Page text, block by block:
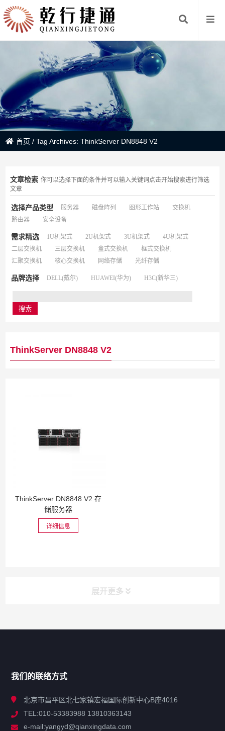
首页 /Tag Archives: ThinkServer DN8848 V2
文章检索 你可以选择下面的条件并可以输入关键词点击开始搜索进行筛选
文章
选择产品类型 服务器 磁盘阵列 图形工作站
交换机
路由器
安全设备
需求精选 1U机架式 2U机架式 3U机架式
4U机架式
二层交换机
三层交换机 盒式交换机
框式交换机
汇聚交换机
核心交换机 网络存储 光纤存储
品牌选择 DELL(戴尔) HUAWEI(华为) H3C(新华三)
ThinkServer DN8848 V2
ThinkServer DN8848 V2 存
储服务器
详细信息
展开更多
解决方案
我们的联络方式
北京市昌平区北七家镇宏福国际创新中心B座4016
TEL:010-53383988 13810363143
e-mail:yangyd@qianxingdata.com